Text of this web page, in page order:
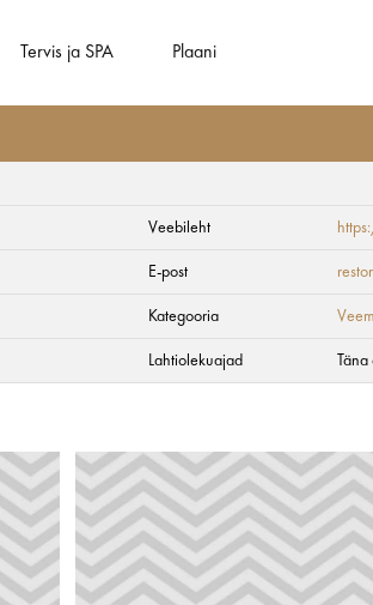
Tervis ja SPA Plaani
Veebileht
E-post
Kategooria
Lahtiolekuajad